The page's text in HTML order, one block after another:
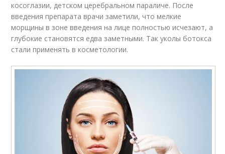
косоглазии, детском церебральном параличе. После
введения препарата врачи заметили, что мелкие
морщины в зоне введения на лице полностью исчезают, а
глубокие становятся едва заметными. Так уколы ботокса
стали применять в косметологии.